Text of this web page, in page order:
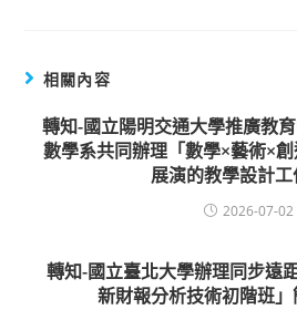
相關內容
轉知-國立陽明交通大學推廣教
數學系共同辦理「數學×藝術×
展演的教學設計工
2026-07-02
轉知-國立臺北大學辦理同步遠
新財報分析技術初階班